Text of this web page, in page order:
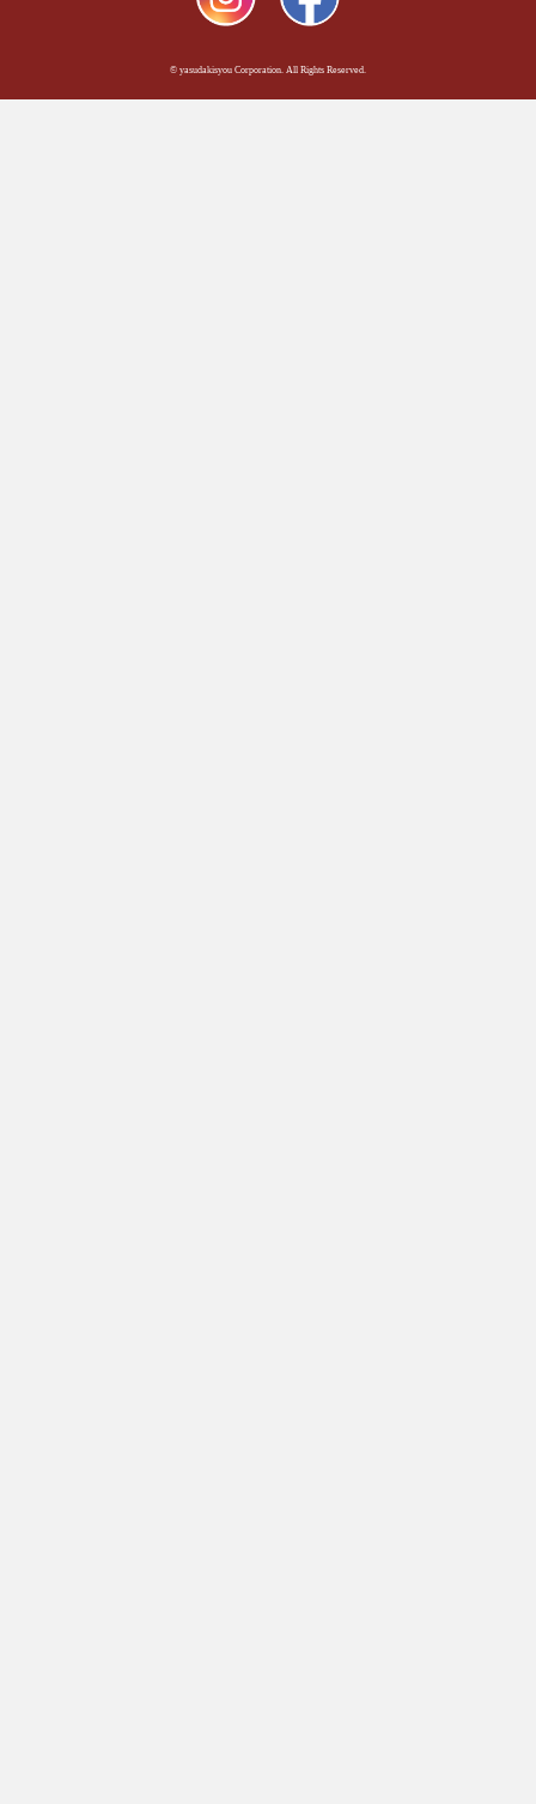
© yasudakisyou Corporation. All Rights Reserved.